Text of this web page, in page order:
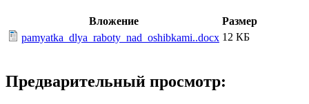
Вложение
Размер
pamyatka_dlya_raboty_nad_oshibkami..docx 12 КБ
Предварительный просмотр: